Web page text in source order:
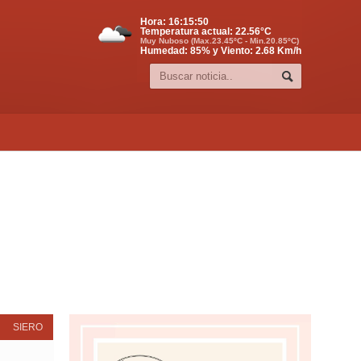
Hora: 16:15:51
Temperatura actual: 22.56°C
Muy Nuboso (Max.23.45ºC - Min.20.85ºC)
Humedad: 85% y Viento: 2.68 Km/h
SIERO